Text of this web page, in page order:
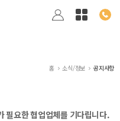
홈 소식/정보 공지사항
필요한 협업업체를 기다립니다.